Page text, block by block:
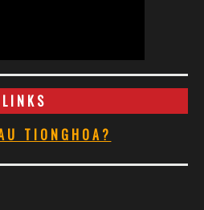
LINKS
TIONGHOA?